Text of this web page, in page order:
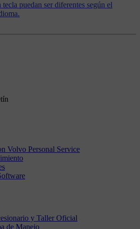
tecla puedan ser diferentes según el